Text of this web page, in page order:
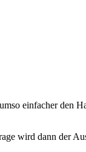
einfacher den
wird dann der